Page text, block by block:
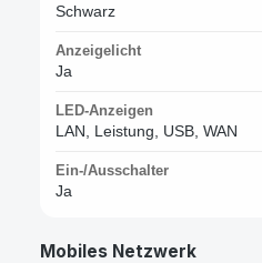
Schwarz
Anzeigelicht
Ja
LED-Anzeigen
LAN, Leistung, USB, WAN
Ein-/Ausschalter
Ja
Mobiles Netzwerk